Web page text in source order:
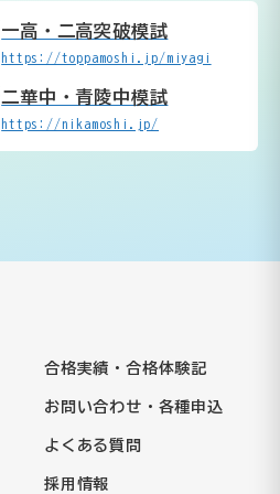
一高・二高突破模試
https://toppamoshi.jp/miyagi
二華中・青陵中模試
https://nikamoshi.jp/
合格実績・合格体験記
お問い合わせ・各種申込
よくある質問
採用情報